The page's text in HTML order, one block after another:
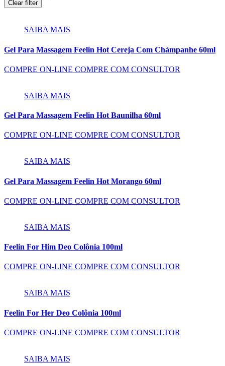
Clear filter
SAIBA MAIS
Gel Para Massagem Feelin Hot Cereja Com Chámpanhe 60ml
COMPRE ON-LINE COMPRE COM CONSULTOR
SAIBA MAIS
Gel Para Massagem Feelin Hot Baunilha 60ml
COMPRE ON-LINE COMPRE COM CONSULTOR
SAIBA MAIS
Gel Para Massagem Feelin Hot Morango 60ml
COMPRE ON-LINE COMPRE COM CONSULTOR
SAIBA MAIS
Feelin For Him Deo Colônia 100ml
COMPRE ON-LINE COMPRE COM CONSULTOR
SAIBA MAIS
Feelin For Her Deo Colônia 100ml
COMPRE ON-LINE COMPRE COM CONSULTOR
SAIBA MAIS